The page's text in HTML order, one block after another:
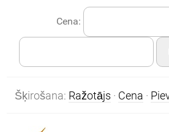
Cena:
Šķirošana: Ražotājs · Cena ·